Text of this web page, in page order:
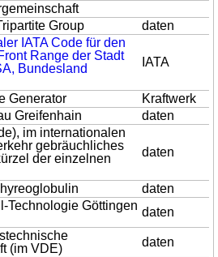
Group daten
IATA Code für den
Range der Stadt
Bundesland
IATA
Generator
Kraftwerk
Greifenhain daten
im internationalen
gebräuchliches
der einzelnen
daten
daten
Technologie Göttingen daten
(im VDE)
daten